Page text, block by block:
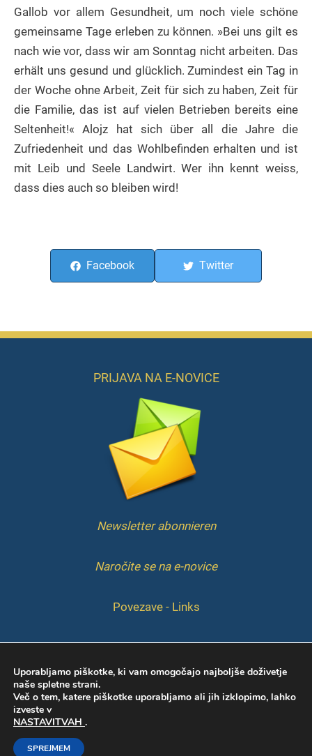
Gallob vor allem Gesundheit, um noch viele schöne
gemeinsame Tage erleben zu können. »Bei uns gilt es
nach wie vor, dass wir am Sonntag nicht arbeiten. Das
erhält uns gesund und glücklich. Zumindest ein Tag in
der Woche ohne Arbeit, Zeit für sich zu haben, Zeit für
die Familie, das ist auf vielen Betrieben bereits eine
Seltenheit!« Alojz hat sich über all die Jahre die
Zufriedenheit und das Wohlbefinden erhalten und ist
mit Leib und Seele Landwirt. Wer ihn kennt weiss,
dass dies auch so bleiben wird!
Facebook Twitter
PRIJAVA NA E-NOVICE
Newsletter abonnieren
Naročite se na e-novice
Povezave - Links
IMPRESSUM
Copyright © 2026 KIS | Web by
Uporabljamo piškotke, ki vam omogočajo najboljše doživetje
naše spletne strani.
Več o tem, katere piškotke uporabljamo ali jih izklopimo, lahko
izveste v
NASTAVITVAH .
SPREJMEM